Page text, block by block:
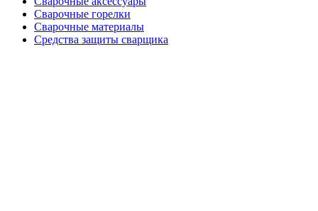
Сварочные горелки
Сварочные материалы
Средства защиты сварщика